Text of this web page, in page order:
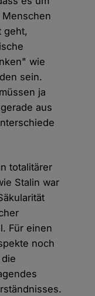
geht,
wie
sein.
ja
aus
totalitärer
Stalin war
Für einen
noch